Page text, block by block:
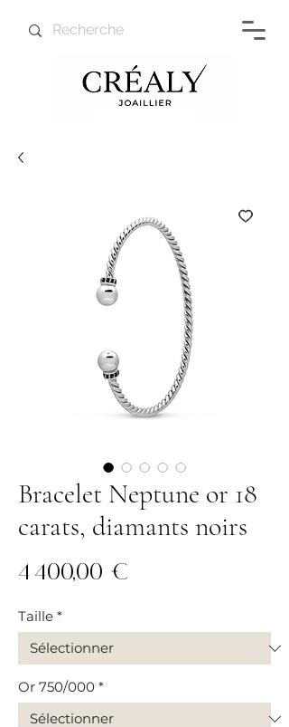
Bracelet Neptune or 18
carats, diamants noirs
4 400,00 €
Taille *
Or 750/000 *